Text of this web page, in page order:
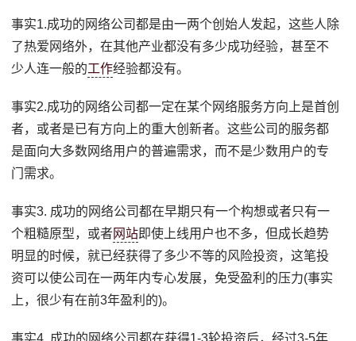
事实1.成功的网络公司都是由一两个创始人发起，这些人除
了热爱网络外，在其他产业都没有多少成功经验，甚至不
少人连一般的工作经验都没有。
事实2.成功的网络公司都一定在某个网络服务方向上是首创
者，或者是已有方向上的重大创新者。这些公司的服务都
是面向大多数网络用户的普遍需求，而不是少数用户的专
门需求。
事实3. 成功的网络公司都在早期只有一个构想或者只有一
个粗糙原型，或者网站即使上线用户也不多，但成长趋势
明显的时候，就已经获得了多少不等的风险投资，这笔投
资可以使公司在一两年内专心发展，免受盈利的压力(事实
上，很少有在前3年盈利的)。
事实4. 成功的网络公司都在获得1-3轮投资后，经过3-5年